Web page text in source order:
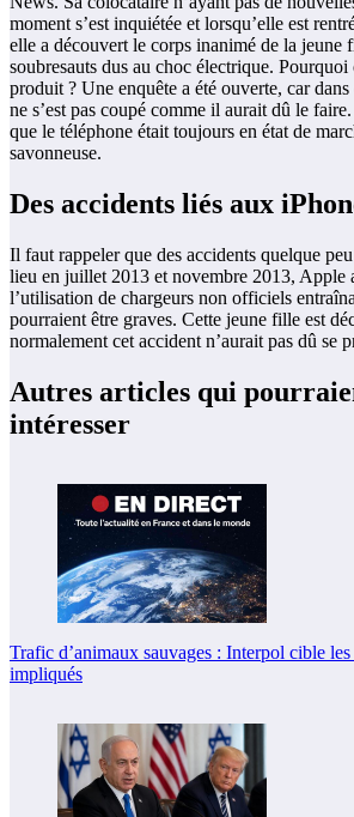
moment s’est inquiétée et lorsqu’elle est
elle a découvert le corps inanimé de la jeune
soubresauts dus au choc électrique. Pourquoi
produit ? Une enquête a été ouverte, car
ne s’est pas coupé comme il aurait dû le
que le téléphone était toujours en état de
savonneuse.
Des accidents liés aux
Il faut rappeler que des accidents quelque
lieu en juillet 2013 et novembre 2013, Apple
l’utilisation de chargeurs non officiels
pourraient être graves. Cette jeune fille est
normalement cet accident n’aurait pas dû se
Autres articles qui
intéresser
Trafic d’animaux sauvages : Interpol cible
impliqués